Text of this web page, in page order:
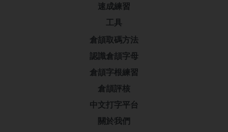
速成練習
工具
倉頡取碼方法
認識倉頡字母
倉頡字根練習
倉頡評核
中文打字平台
關於我們